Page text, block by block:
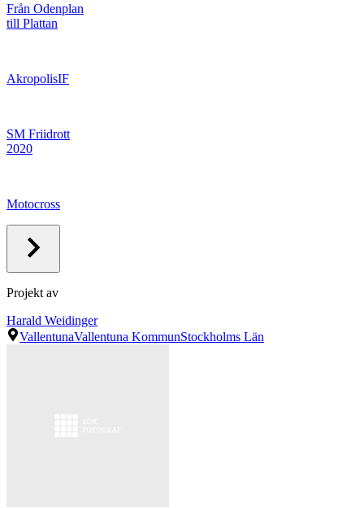
Från Odenplan
till Plattan
AkropolisIF
SM Friidrott
2020
Motocross
Projekt av
Harald Weidinger
VallentunaVallentuna KommunStockholms Län